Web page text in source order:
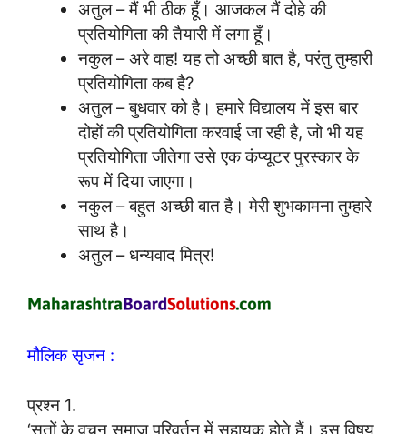
अतुल – मैं भी ठीक हूँ। आजकल मैं दोहे की
प्रतियोगिता की तैयारी में लगा हूँ।
नकुल – अरे वाह! यह तो अच्छी बात है, परंतु तुम्हारी
प्रतियोगिता कब है?
अतुल – बुधवार को है। हमारे विद्यालय में इस बार
दोहों की प्रतियोगिता करवाई जा रही है, जो भी यह
प्रतियोगिता जीतेगा उसे एक कंप्यूटर पुरस्कार के
रूप में दिया जाएगा।
नकुल – बहुत अच्छी बात है। मेरी शुभकामना तुम्हारे
साथ है।
अतुल – धन्यवाद मित्र!
मौलिक सृजन :
प्रश्न 1.
‘सतों के वचन समाज परिवर्तन में सहायक होते हैं। इस विषय